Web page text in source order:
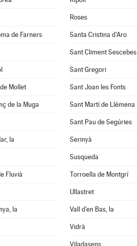
Roses
de Farners Santa Cristina d'Aro
Sant Climent Sescebes
Sant Gregori
Mollet Sant Joan les Fonts
de la Muga Sant Martí de Llémena
Sant Pau de Segúries
la Serinyà
Susqueda
Fluvià Torroella de Montgrí
Ullastret
la Vall d'en Bas, la
Vidrà
Viladasens